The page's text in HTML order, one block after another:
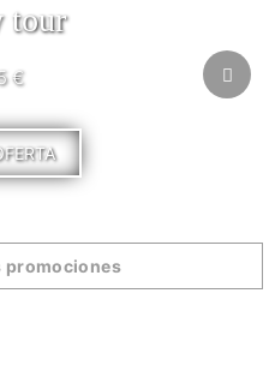
tour
€
promociones